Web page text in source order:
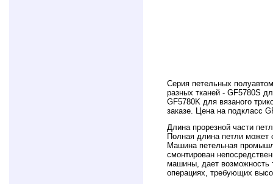
Серия петельных
разных тканей - GF5780S
GF5780K для вязаного
заказе. Цена на подкласс
Длина прорезной части
Полная длина петли может
Машина петельная
смонтирован
машины, дает возможность
операциях, требующих